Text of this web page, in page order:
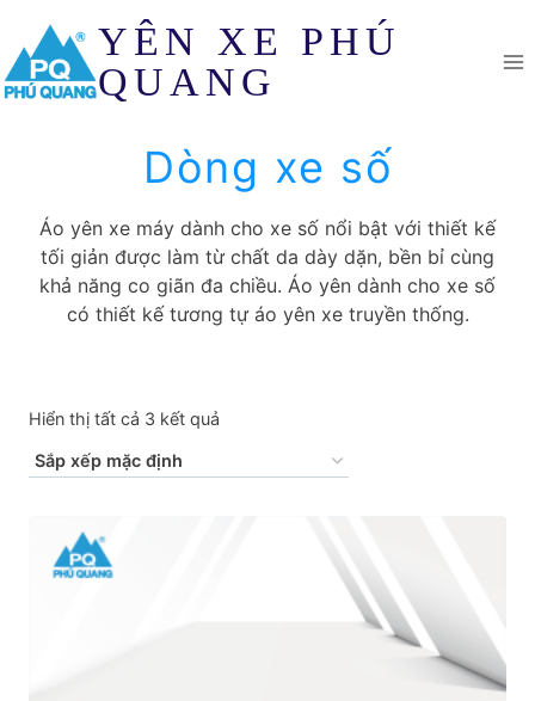
content
YÊN XE PHÚ
QUANG
Dòng xe số
Áo yên xe máy dành cho xe số nổi bật với thiết kế
tối giản được làm từ chất da dày dặn, bền bỉ cùng
khả năng co giãn đa chiều. Áo yên dành cho xe số
có thiết kế tương tự áo yên xe truyền thống.
Hiển thị tất cả 3 kết quả